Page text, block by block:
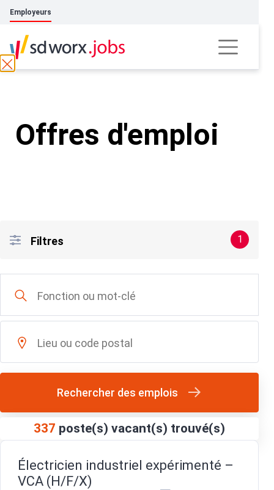
Employeurs
Offres d'emploi
Filtres 1
Rechercher des emplois
337 poste(s) vacant(s) trouvé(s)
Électricien industriel expérimenté –
VCA (H/F/X)